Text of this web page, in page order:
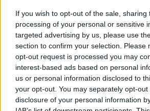
If you wish to opt-out of the sale, sharing
processing of your personal or sensitive
targeted advertising by us, please use
section to confirm your selection. Please
opt-out request is processed you may
interest-based ads based on personal
us or personal information disclosed to
your opt-out. You may separately opt-
disclosure of your personal information
Visi įrašai
Žiūrimiausi įrašai
Vaizdai iš tragiškos avarijos Vilniaus